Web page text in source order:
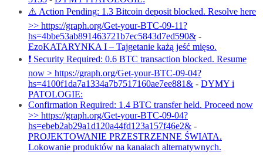
⚠️ Action Pending: 1.3 Bitcoin deposit blocked. Resolve here
>> https://graph.org/Get-your-BTC-09-11?
hs=4bbe53ab891463721b7ec5843d7ed590& -
EzoKATARYNKA I – Tajgetanie każą jeść mięso.
❗ Security Required: 0.6 BTC transaction blocked. Resume
now > https://graph.org/Get-your-BTC-09-04?
hs=4100f1da7a1334a7b7517160ae7ee881& - DYMY i
PATOLOGIE:
Confirmation Required: 1.4 BTC transfer held. Proceed now
>> https://graph.org/Get-your-BTC-09-04?
hs=ebeb2ab29a1d120a44fd123a157f46e2& -
PROJEKTOWANIE PRZESTRZENNE ŚWIATA.
Lokowanie produktów na kanałach alternatywnych.